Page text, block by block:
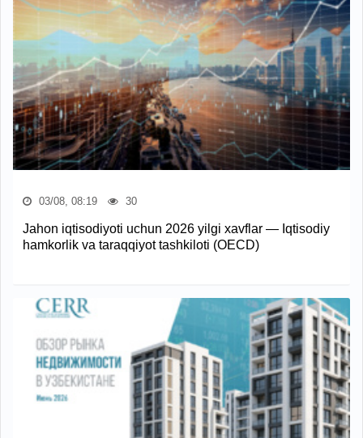
03/08, 08:19 30
Jahon iqtisodiyoti uchun 2026 yilgi xavflar — Iqtisodiy
hamkorlik va taraqqiyot tashkiloti (OECD)